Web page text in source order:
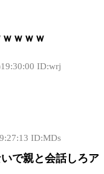
ｗｗｗ
ID:wrj
ID:MDs
で親と会話しろア